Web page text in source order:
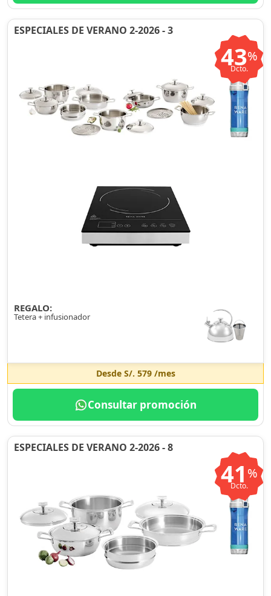
ESPECIALES DE VERANO 2-2026 - 3
43%
Dcto.
REGALO:
Tetera + infusionador
Desde S/. 579/mes
Consultar promoción
ESPECIALES DE VERANO 2-2026 - 8
41 %
Dcto.